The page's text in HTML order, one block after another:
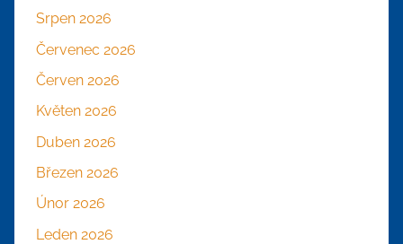
Srpen 2026
Červenec 2026
Červen 2026
Květen 2026
Duben 2026
Březen 2026
Únor 2026
Leden 2026